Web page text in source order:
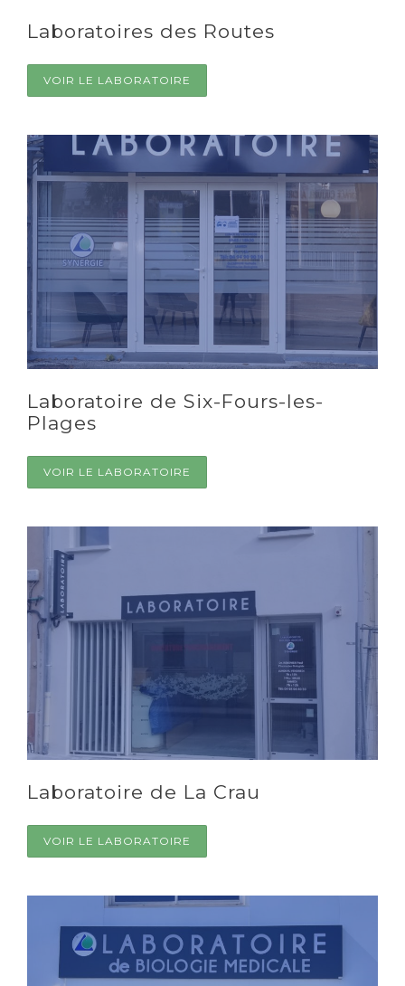
Laboratoires des Routes
VOIR LE LABORATOIRE
Laboratoire de Six-Fours-les-
Plages
VOIR LE LABORATOIRE
Laboratoire de La Crau
VOIR LE LABORATOIRE